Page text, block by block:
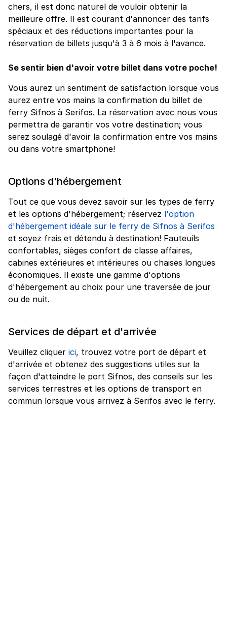
chers, il est donc naturel de vouloir obtenir la
meilleure offre. Il est courant d'annoncer des tarifs
spéciaux et des réductions importantes pour la
réservation de billets jusqu'à 3 à 6 mois à l'avance.
Se sentir bien d'avoir votre billet dans votre poche!
Vous aurez un sentiment de satisfaction lorsque vous
aurez entre vos mains la confirmation du billet de
ferry Sifnos à Serifos. La réservation avec nous vous
permettra de garantir vos votre destination; vous
serez soulagé d'avoir la confirmation entre vos mains
ou dans votre smartphone!
Options d'hébergement
Tout ce que vous devez savoir sur les types de ferry
et les options d'hébergement; réservez l'option
d'hébergement idéale sur le ferry de Sifnos à Serifos
et soyez frais et détendu à destination! Fauteuils
confortables, sièges confort de classe affaires,
cabines extérieures et intérieures ou chaises longues
économiques. Il existe une gamme d'options
d'hébergement au choix pour une traversée de jour
ou de nuit.
Services de départ et d'arrivée
Veuillez cliquer ici, trouvez votre port de départ et
d'arrivée et obtenez des suggestions utiles sur la
façon d'atteindre le port Sifnos, des conseils sur les
services terrestres et les options de transport en
commun lorsque vous arrivez à Serifos avec le ferry.